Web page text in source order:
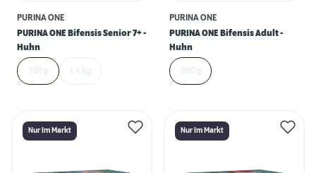
PURINA ONE
PURINA ONE Bifensis Senior 7+ -
Huhn
PURINA ONE
PURINA ONE Bifensis Adult -
Huhn
Nur Im Markt Nur Im Markt